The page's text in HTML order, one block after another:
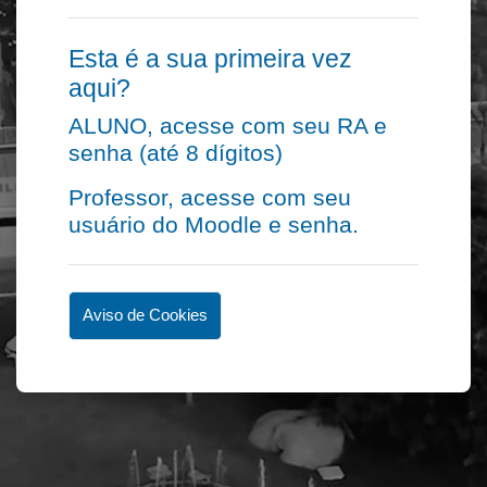
Esta é a sua primeira vez
aqui?
ALUNO, acesse com seu RA e
senha (até 8 dígitos)
Professor, acesse com seu
usuário do Moodle e senha.
Aviso de Cookies